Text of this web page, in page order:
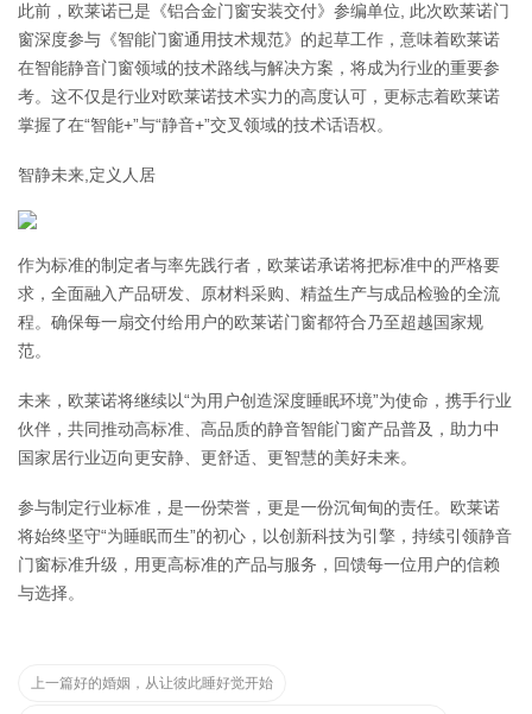
此前，欧莱诺已是《铝合金门窗安装交付》参编单位, 此次欧莱诺门
窗深度参与《智能门窗通用技术规范》的起草工作，意味着欧莱诺
在智能静音门窗领域的技术路线与解决方案，将成为行业的重要参
考。这不仅是行业对欧莱诺技术实力的高度认可，更标志着欧莱诺
掌握了在“智能+”与“静音+”交叉领域的技术话语权。
智静未来,定义人居
作为标准的制定者与率先践行者，欧莱诺承诺将把标准中的严格要
求，全面融入产品研发、原材料采购、精益生产与成品检验的全流
程。确保每一扇交付给用户的欧莱诺门窗都符合乃至超越国家规
范。
未来，欧莱诺将继续以“为用户创造深度睡眠环境”为使命，携手行业
伙伴，共同推动高标准、高品质的静音智能门窗产品普及，助力中
国家居行业迈向更安静、更舒适、更智慧的美好未来。
参与制定行业标准，是一份荣誉，更是一份沉甸甸的责任。欧莱诺
将始终坚守“为睡眠而生”的初心，以创新科技为引擎，持续引领静音
门窗标准升级，用更高标准的产品与服务，回馈每一位用户的信赖
与选择。
上一篇好的婚姻，从让彼此睡好觉开始